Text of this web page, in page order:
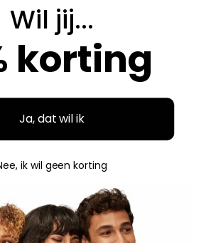
aankoop
"
makkelijk bestellen en mooie
keer weer.
Wil jij...
korting
Ja, dat wil ik
ik wil geen korting